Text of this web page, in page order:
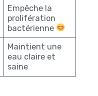
Empêche la
prolifération
bactérienne
Maintient une
eau claire et
saine